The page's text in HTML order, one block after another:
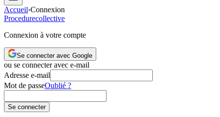
Accueil›Connexion
Procedurecollective
Connexion à votre compte
Se connecter avec Google
ou se connecter avec e-mail
Adresse e-mail
Mot de passeOublié ?
Se connecter